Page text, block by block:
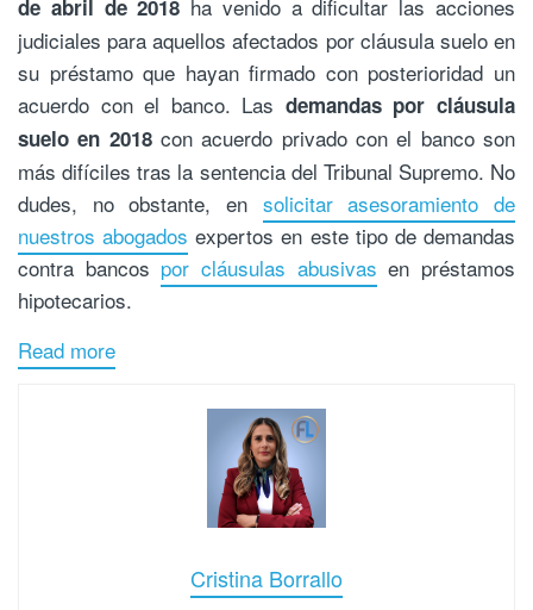
de abril de 2018 ha venido a dificultar las acciones
judiciales para aquellos afectados por cláusula suelo en
su préstamo que hayan firmado con posterioridad un
acuerdo con el banco. Las demandas por cláusula
suelo en 2018con acuerdo privado con el banco son
más difíciles tras la sentencia del Tribunal Supremo. No
dudes, no obstante, en solicitar asesoramiento de
nuestros abogados expertos en este tipo de demandas
contra bancos por cláusulas abusivas en préstamos
hipotecarios.
Read more
Cristina Borrallo